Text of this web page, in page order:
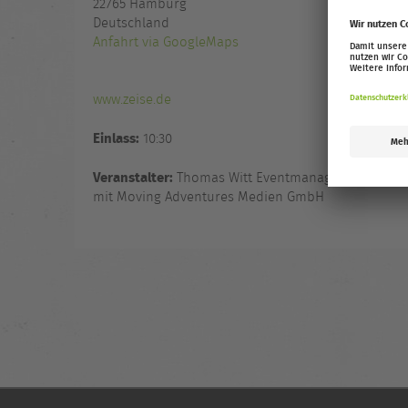
Deutschland
Anfahrt via GoogleMaps
www.zeise.de
Einlass: 10:30
Veranstalter: Thomas Witt Eventmanagement in
mit Moving Adventures Medien GmbH